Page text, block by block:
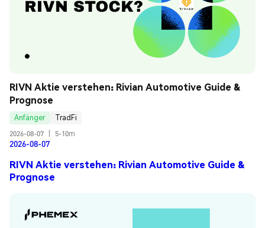
RIVN Aktie verstehen: Rivian Automotive Guide &
Prognose
Anfänger
TradFi
2026-08-07
5-10m
2026-08-07
RIVN Aktie verstehen: Rivian Automotive Guide &
Prognose